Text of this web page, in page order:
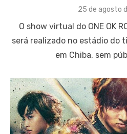
Posted
25 de agosto
O show virtual do ONE OK
será realizado no estádio do
em Chiba, sem